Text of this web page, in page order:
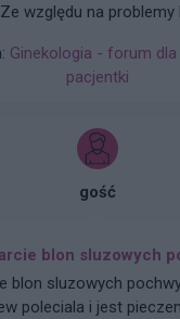
względu na
a pojawiła mi się
lekkich plamień na
Ginekologia - forum
pacjentki
gość
blon sluzowych
blon sluzowych
poleciala i jest